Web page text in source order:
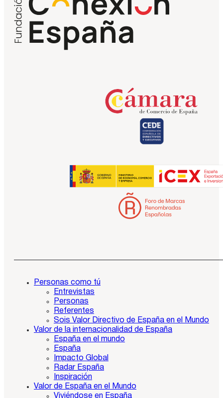
Personas como tú
Entrevistas
Personas
Referentes
Sois Valor Directivo de España en el Mundo
Valor de la internacionalidad de España
España en el mundo
España
Impacto Global
Radar España
Inspiración
Valor de España en el Mundo
Viviéndose en España